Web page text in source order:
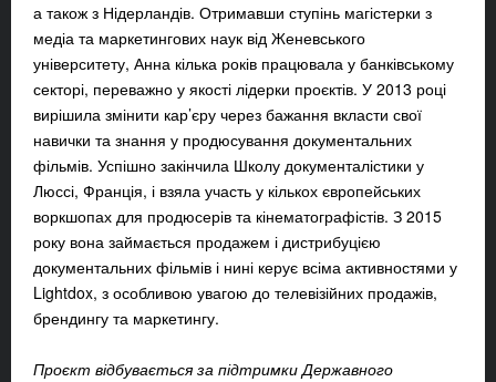
а також з Нідерландів. Отримавши ступінь магістерки з
медіа та маркетингових наук від Женевського
університету, Анна кілька років працювала у банківському
секторі, переважно у якості лідерки проєктів. У 2013 році
вирішила змінити кар’єру через бажання вкласти свої
навички та знання у продюсування документальних
фільмів. Успішно закінчила Школу документалістики у
Люссі, Франція, і взяла участь у кількох європейських
воркшопах для продюсерів та кінематографістів. З 2015
року вона займається продажем і дистрибуцією
документальних фільмів і нині керує всіма активностями у
Lightdox, з особливою увагою до телевізійних продажів,
брендингу та маркетингу.
Проєкт відбувається за підтримки Державного